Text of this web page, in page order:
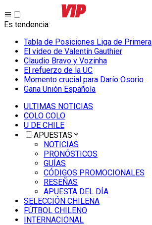
Es tendencia:
Tabla de Posiciones Liga de Primera
El video de Valentín Gauthier
Claudio Bravo y Vozinha
El refuerzo de la UC
Momento crucial para Darío Osorio
Gana Unión Española
ULTIMAS NOTICIAS
COLO COLO
U DE CHILE
APUESTAS
NOTICIAS
PRONÓSTICOS
GUÍAS
CÓDIGOS PROMOCIONALES
RESEÑAS
APUESTA DEL DÍA
SELECCIÓN CHILENA
FÚTBOL CHILENO
INTERNACIONAL